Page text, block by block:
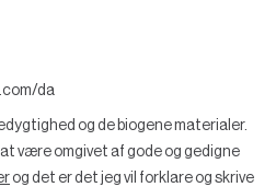
da
og de biogene materialer.
være omgivet af gode og gedigne
og det er det jeg vil forklare og skrive